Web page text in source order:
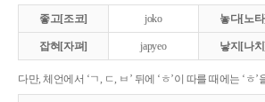
좋고[조코] joko 놓다[노타]
잡혀[자펴] japyeo 낳지[나치]
다만, 체언에서 ‘ㄱ, ㄷ, ㅂ’ 뒤에 ‘ㅎ’이 따를 때에는 ‘ㅎ